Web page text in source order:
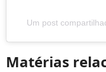
Um post
Matérias